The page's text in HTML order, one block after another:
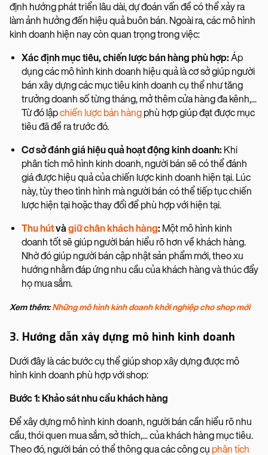
định hướng phát triển lâu dài, dự đoán vấn đề có thể xảy ra
làm ảnh hưởng đến hiệu quả buôn bán. Ngoài ra, các mô hình
kinh doanh hiện nay còn quan trọng trong việc:
Xác định mục tiêu, chiến lược bán hàng phù hợp: Áp
dụng các mô hình kinh doanh hiệu quả là cơ sở giúp người
bán xây dựng các mục tiêu kinh doanh cụ thể như tăng
trưởng doanh số từng tháng, mở thêm cửa hàng đa kênh,...
Từ đó lậpchiến lược bán hàng phù hợp giúp đạt được mục
tiêu đã đề ra trước đó.
Cơ sở đánh giá hiệu quả hoạt động kinh doanh: Khi
phân tích mô hình kinh doanh, người bán sẽ có thể đánh
giá được hiệu quả của chiến lược kinh doanh hiện tại. Lúc
này, tùy theo tình hình mà người bán có thể tiếp tục chiến
lược hiện tại hoặc thay đổi để phù hợp với hiện tại.
Thu hútvà giữ chân khách hàng: Một mô hình kinh
doanh tốt sẽ giúp người bán hiểu rõ hơn về khách hàng.
Nhờ đó giúp người bán cập nhật sản phẩm mới, theo xu
hướng nhằm đáp ứng nhu cầu của khách hàng và thúc đẩy
họ mua sắm.
Xem thêm:Những mô hình kinh doanh khởi nghiệp cho shop mới
3. Hướng dẫn xây dựng mô hình kinh doanh
Dưới đây là các bước cụ thể giúp shop xây dựng được mô
hình kinh doanh phù hợp với shop:
Bước 1: Khảo sát nhu cầu khách hàng
Để xây dựng mô hình kinh doanh, người bán cần hiểu rõ nhu
cầu, thói quen mua sắm, sở thích,... của khách hàng mục tiêu.
Theo đó, người bán có thể thông qua các công cụ phân tích